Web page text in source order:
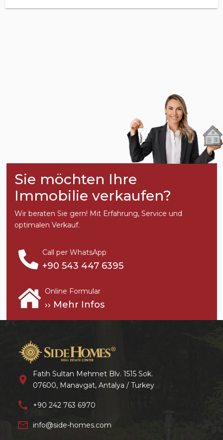
Sie möchten Ihre
Immobilie verkaufen?
Wir beraten Sie gern! Mit Erfahrung, Service und
optimalen Verkauf.
Call per WhatsApp
+90 543 447 6395
Online Formular
›› Mehr Infos
location_on
Fatih Sultan Mehmet Blv. 1515 Sok.
07600, Manavgat, Antalya / Turkey
call +90 242 763 6970
mail_outline info@side-homes.com